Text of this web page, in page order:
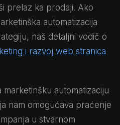
prelaz ka prodaji. Ako
automatizacija
naš detaljni vodič o
i razvoj web stranica
automatizaciju
nam omogućava praćenje
u stvarnom